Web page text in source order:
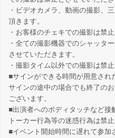
・ビデオカメラ、動画の撮影、
頂きます。
・お客様のチェキでの撮影は禁止
・全ての撮影機器でのシャッタ
させていただきます。
・撮影タイム以外での撮影は禁
■サインができる時間が用意され
サインの途中の場合でも終了の
ございます。
■出演者へのボディタッチなど接
トーカー行為等の迷惑行為は禁
■イベント開始時間に遅れて参加